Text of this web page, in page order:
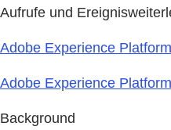
Aufrufe und
Adobe Experience
Adobe Experience
Background